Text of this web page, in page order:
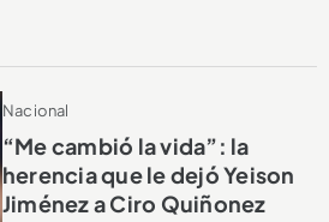
Nacional
“Me cambió la vida”: la
herencia que le dejó Yeison
Jiménez a Ciro Quiñonez